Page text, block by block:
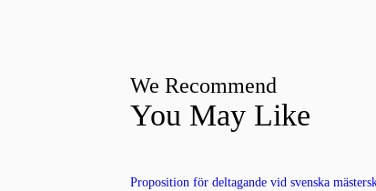
We Recommend
You May Like
Proposition för deltagande vid svenska